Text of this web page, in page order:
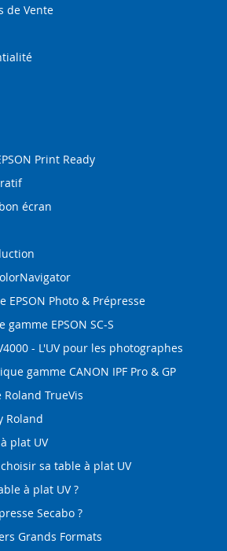
de Vente
Print Ready
écran
Photo & Prépresse
EPSON SC-S
- L'UV pour les photographes
gamme CANON IPF Pro & GP
TrueVis
Roland
plat UV
sa table à plat UV
à plat UV ?
Secabo ?
Grands Formats